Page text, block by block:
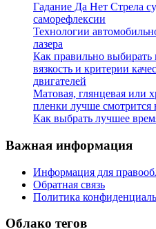
Гадание Да Нет Стрела
саморефлексии
Технологии
лазера
Как правильно выбирать
вязкость и критерии
двигателей
Матовая, глянцевая или
пленки лучше смотрится
Как выбрать лучшее
Важная информация
Информация для
Обратная связь
Политика
Облако тегов